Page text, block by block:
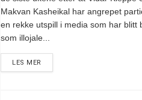
Makvan Kasheikal har angrepet
en rekke utspill i media som har blitt
som illojale...
LES MER